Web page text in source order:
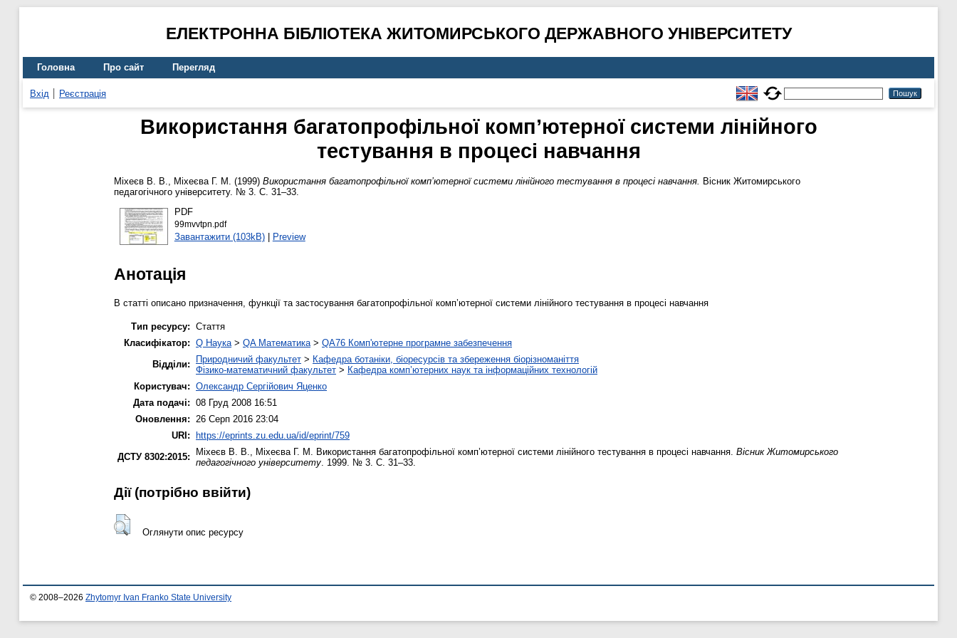
ЕЛЕКТРОННА БІБЛІОТЕКА ЖИТОМИРСЬКОГО ДЕРЖАВНОГО УНІВЕРСИТЕТУ
Головна Про сайт Перегляд
Вхід Реєстрація
Використання багатопрофільної комп’ютерної системи лінійного
тестування в процесі навчання
Міхеєв В. В., Міхеєва Г. М. (1999) Використання багатопрофільної комп’ютерної системи лінійного тестування в процесі навчання. Вісник Житомирського
педагогічного університету. № 3. С. 31–33.
PDF
99mvvtpn.pdf
Завантажити (103kB)| Preview
Анотація
В статті описано призначення, функції та застосування багатопрофільної комп’ютерної системи лінійного тестування в процесі навчання
Тип ресурсу: Стаття
Класифікатор: Q Наука > QA Математика > QA76 Комп'ютерне програмне забезпечення
Відділи:
Природничий факультет > Кафедра ботаніки, біоресурсів та збереження біорізноманіття
Фізико-математичний факультет > Кафедра комп’ютерних наук та інформаційних технологій
Користувач: Олександр Сергійович Яценко
Дата подачі: 08 Груд 2008 16:51
Оновлення:
26 Серп 2016 23:04
URI: https://eprints.zu.edu.ua/id/eprint/759
ДСТУ 8302:2015:
Міхеєв В. В. Міхеєва Г. М. Використання багатопрофільної комп’ютерної системи лінійного тестування в процесі навчання. Вісник Житомирського
педагогічного університету . 1999. № 3. С. 31–33.
Дії ​​(потрібно ввійти)
Оглянути опис ресурсу
© 2008–2026 Zhytomyr Ivan Franko State University